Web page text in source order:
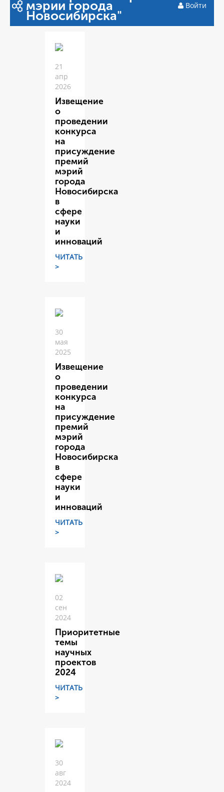
мэрии города
Новосибирска"
Войти
21
апр
2026
Извещение
о
проведении
конкурса
на
присуждение
премий
мэрий
города
Новосибирска
в
сфере
науки
и
инноваций
ЧИТАТЬ
>
30
мая
2025
Извещение
о
проведении
конкурса
на
присуждение
премий
мэрий
города
Новосибирска
в
сфере
науки
и
инноваций
ЧИТАТЬ
>
02
сен
2024
Приоритетные
темы
научных
проектов
2024
ЧИТАТЬ
>
30
авг
2024